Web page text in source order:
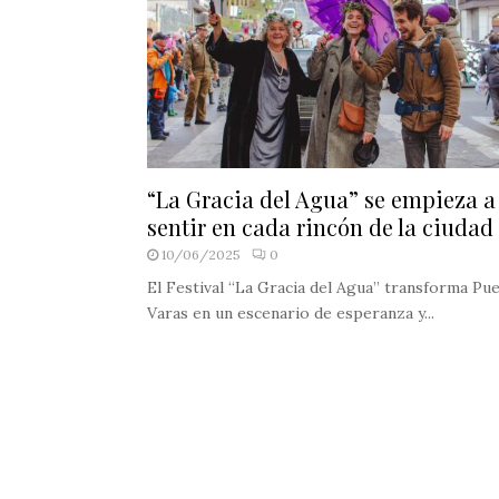
“La Gracia del Agua” se empieza a
sentir en cada rincón de la ciudad
10/06/2025 0
El Festival “La Gracia del Agua” transforma
Varas en un escenario de esperanza y...